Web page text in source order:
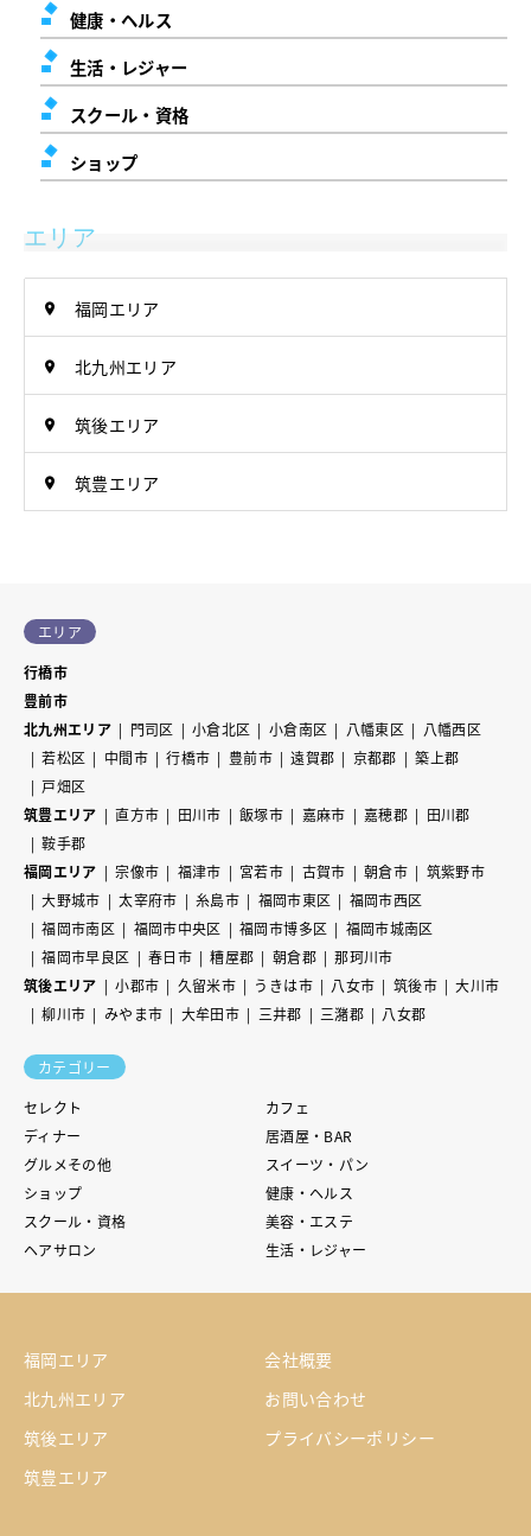
健康・ヘルス
生活・レジャー
スクール・資格
ショップ
エリア
福岡エリア
北九州エリア
筑後エリア
筑豊エリア
エリア
行橋市
豊前市
北九州エリア
門司区 小倉北区 小倉南区 八幡東区
八幡西区
若松区
中間市 行橋市 豊前市 遠賀郡 京都郡
築上郡
戸畑区
筑豊エリア
直方市 田川市 飯塚市 嘉麻市 嘉穂郡
田川郡
鞍手郡
福岡エリア
宗像市 福津市 宮若市 古賀市 朝倉市
筑紫野市
大野城市
太宰府市 糸島市 福岡市東区
福岡市西区
福岡市南区
福岡市中央区 福岡市博多区
福岡市城南区
福岡市早良区
春日市 糟屋郡 朝倉郡
那珂川市
筑後エリア
小郡市 久留米市 うきは市 八女市 筑後市
大川市
柳川市
みやま市 大牟田市 三井郡 三潴郡 八女郡
カテゴリー
セレクト
カフェ
ディナー
居酒屋・BAR
グルメその他
スイーツ・パン
ショップ
健康・ヘルス
スクール・資格
美容・エステ
ヘアサロン
生活・レジャー
福岡エリア
北九州エリア
筑後エリア
筑豊エリア
会社概要
お問い合わせ
プライバシーポリシー